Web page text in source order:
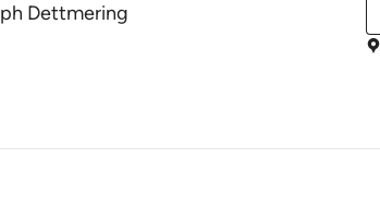
Dettmering